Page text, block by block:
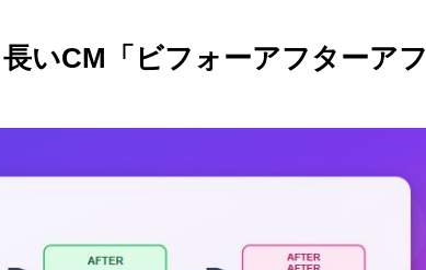
いCM「ビフォーアフターアフ